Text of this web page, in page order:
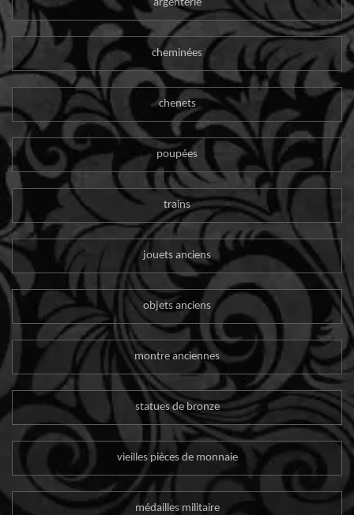
argenterie
cheminées
chenets
poupées
trains
jouets anciens
objets anciens
montre anciennes
statues de bronze
vieilles pièces de monnaie
médailles militaire